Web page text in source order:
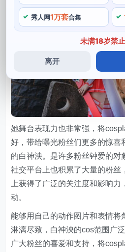
秀人网1万套合集
未满18岁禁
离开
她舞台表现力也非常强，将
好，带给曝光粉丝们更多的惊喜
的白神泱。是许多粉丝钟爱的对
社交平台上也积累了大量的粉丝
上获得了广泛的关注度和影响
动。
能够用自己的动作图片和表情将
淋漓尽致，白神泱的cos范围广
广大粉丝的喜爱和支持，将